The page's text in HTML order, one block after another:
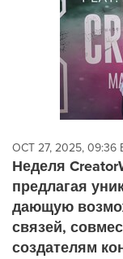
OCT 27, 2025, 09:36
Неделя
предлагая
дающую
связей,
создателям